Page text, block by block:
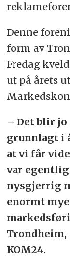
Denne
form av
Fredag
ut på årets
– Det blir jo
grunnlagt i
at vi får
var
nysgjerrig
enormt
Trondheim,
KOM24.